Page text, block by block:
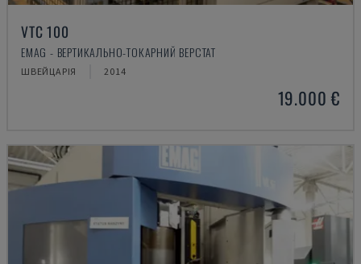
VTC 100
EMAG - ВЕРТИКАЛЬНО-ТОКАРНИЙ ВЕРСТАТ
ШВЕЙЦАРІЯ 2014
19.000 €